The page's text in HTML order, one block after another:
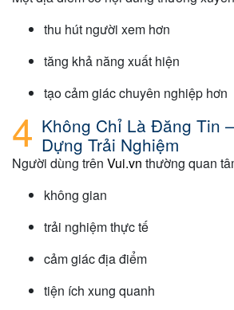
thu hút người xem hơn
tăng khả năng xuất hiện
tạo cảm giác chuyên nghiệp hơn
Không Chỉ Là Đăng Tin
Dựng Trải Nghiệm
Người dùng trên Vui.vn thường quan
không gian
trải nghiệm thực tế
cảm giác địa điểm
tiện ích xung quanh